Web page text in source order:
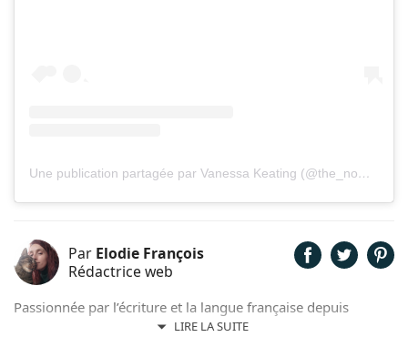
Une publication partagée par Vanessa Keating (@the_nomad_diaries_)
Par Elodie François
Rédactrice web
LIRE LA SUITE
Passionnée par l’écriture et la langue française depuis
toujours, j’aime jouer avec les mots et les faire vivre.